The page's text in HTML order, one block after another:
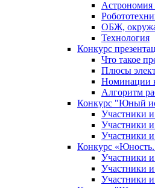
Астрономия
ОБЖ,
Технология
Конкурс
Что такое
Плюсы
Номинации
Алгоритм
Конкурс "Юный
Участники и
Участники
Участники и
Конкурс «Юность.
Участники
Участники
Участники и